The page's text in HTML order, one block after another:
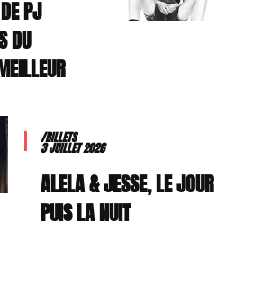
PJ
DU
/BILLETS
3 JUILLET 2026
ALELA & JESSE, LE JOUR
PUIS LA NUIT